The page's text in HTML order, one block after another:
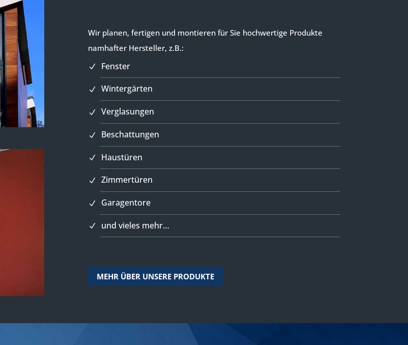
Wir planen, fertigen und montieren für Sie hochwertige Produkte
namhafter Hersteller, z.B.:
Fenster
Wintergärten
Verglasungen
Beschattungen
Haustüren
Zimmertüren
Garagentore
und vieles mehr…
MEHR ÜBER UNSERE PRODUKTE